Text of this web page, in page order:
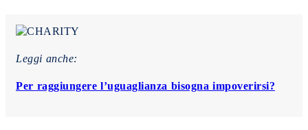
Leggi anche:
Per raggiungere l’uguaglianza bisogna impoverirsi?